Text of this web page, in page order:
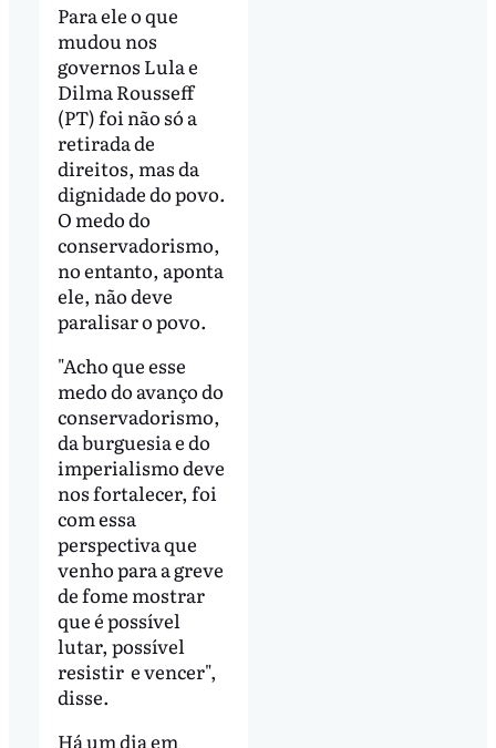
Para ele o que
mudou nos
governos Lula e
Dilma Rousseff
(PT) foi não só a
retirada de
direitos, mas da
dignidade do povo.
O medo do
conservadorismo,
no entanto, aponta
ele, não deve
paralisar o povo.
"Acho que esse
medo do avanço do
conservadorismo,
da burguesia e do
imperialismo deve
nos fortalecer, foi
com essa
perspectiva que
venho para a greve
de fome mostrar
que é possível
lutar, possível
resistir e vencer",
disse.
Há um dia em